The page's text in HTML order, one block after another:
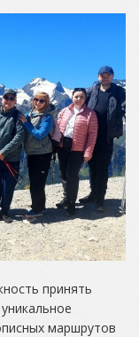
принять
маршрутов